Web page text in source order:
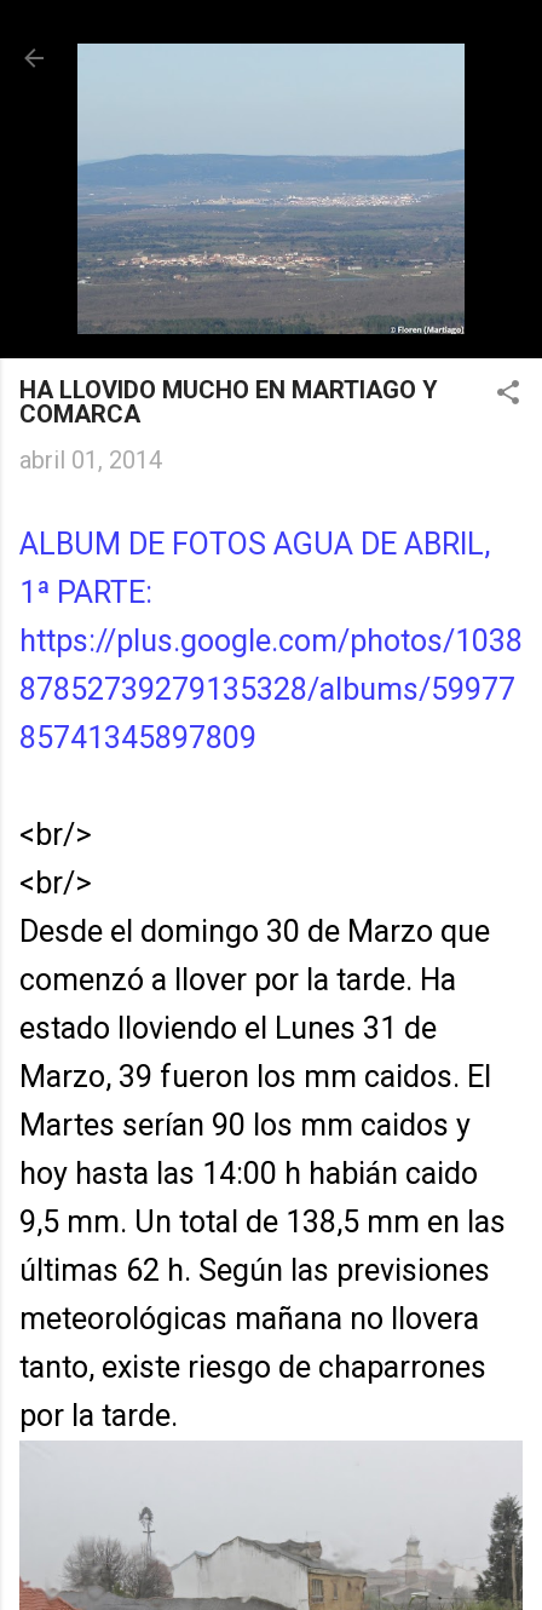
HA LLOVIDO MUCHO EN MARTIAGO Y
COMARCA
abril 01, 2014
ALBUM DE FOTOS AGUA DE ABRIL,
1ª PARTE:
https://plus.google.com/photos/1038
87852739279135328/albums/59977
85741345897809
<br/>
<br/>
Desde el domingo 30 de Marzo que
comenzó a llover por la tarde. Ha
estado lloviendo el Lunes 31 de
Marzo, 39 fueron los mm caidos. El
Martes serían 90 los mm caidos y
hoy hasta las 14:00 h habián caido
9,5 mm. Un total de 138,5 mm en las
últimas 62 h. Según las previsiones
meteorológicas mañana no llovera
tanto, existe riesgo de chaparrones
por la tarde.